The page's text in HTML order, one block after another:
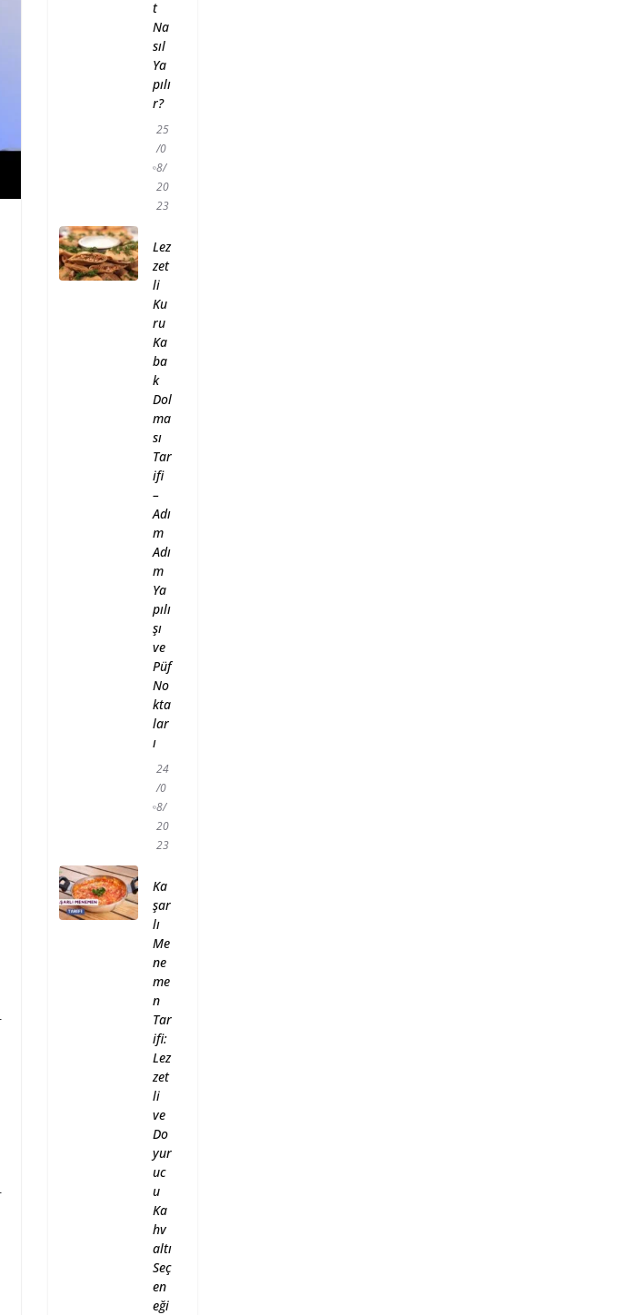
t
Na
sıl
Ya
pılı
r?
25
/0
8/
20
23
Lez
zet
li
Ku
ru
Ka
ba
k
Dol
ma
sı
Tar
ifi
–
Adı
m
Adı
m
Ya
pılı
şı
ve
Püf
No
kta
lar
ı
24
/0
8/
20
23
Ka
şar
lı
Me
ne
me
n
Tar
ifi:
Lez
zet
li
ve
Do
yur
uc
u
Ka
hv
altı
Seç
en
eği